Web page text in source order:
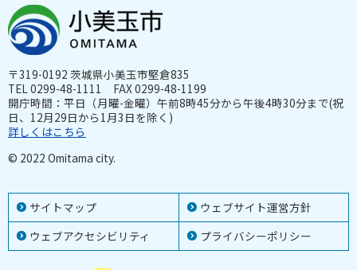
サイトマップ
ウェブサイト運営方針
ウェブアクセシビリティ
プライバシーポリシー
〒319-0192 茨城県小美玉市堅倉835
TEL 0299-48-1111 FAX 0299-48-1199
開庁時間：平日（月曜-金曜）午前8時45分から午後4時30分まで(祝
日、12月29日から1月3日を除く)
詳しくはこちら
© 2022 Omitama city.